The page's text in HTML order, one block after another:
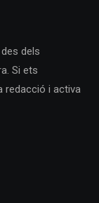
dels
Si ets
redacció i activa